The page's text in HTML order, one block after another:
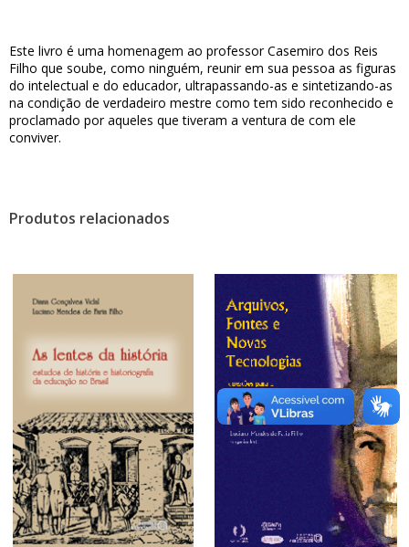
Este livro é uma homenagem ao professor Casemiro dos Reis
Filho que soube, como ninguém, reunir em sua pessoa as figuras
do intelectual e do educador, ultrapassando-as e sintetizando-as
na condição de verdadeiro mestre como tem sido reconhecido e
proclamado por aqueles que tiveram a ventura de com ele
conviver.
Produtos relacionados